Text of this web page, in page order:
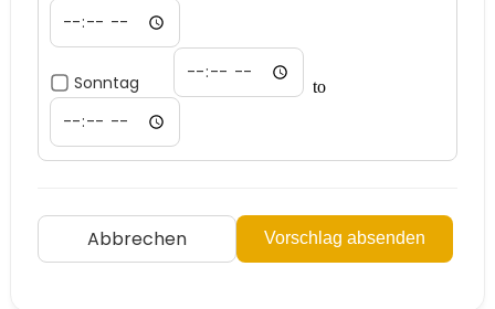
Sonntag to
Abbrechen Vorschlag absenden